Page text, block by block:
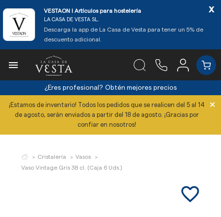
VESTAON l Artículos para hostelería
LA CASA DE VESTA SL.
Descarga la app de La Casa de Vesta para tener un 5% de
descuento adicional.
x

¿Eres profesional? Obtén mejores precios
¡Estamos de inventario! Todos los pedidos que se realicen del 5 al 14
de agosto, serán enviados a partir del 18 de agosto. ¡Gracias por
confiar en nosotros!
×
Cristalería
Vasos
Vaso Vintage Gris 38 cl. (Caja 6 Uds.)
favorite_border